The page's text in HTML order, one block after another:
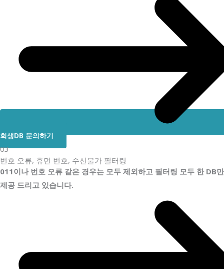
회생DB 문의하기
03
번호 오류, 휴먼 번호, 수신불가 필터링
011이나 번호 오류 같은 경우는 모두 제외하고 필터링 모두 한 DB만
제공 드리고 있습니다.